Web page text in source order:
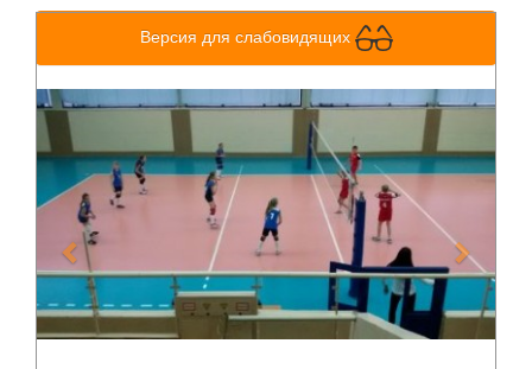
Версия для слабовидящих
Previous Next